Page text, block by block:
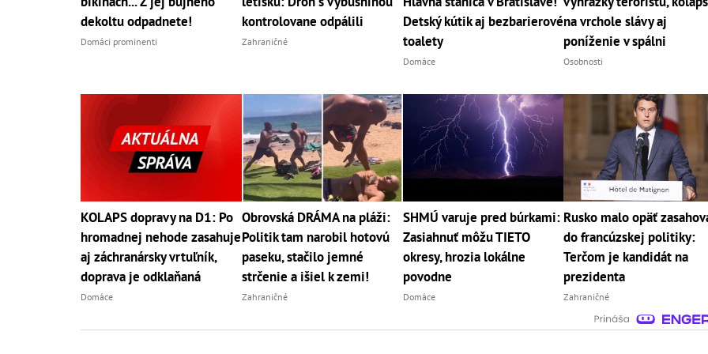
dekoltu odpadnete!
Domáci prominenti
kontrolovane odpálili
Zahraničné
Detský kútik aj bezbarierové
toalety
Domáce
na vrchole slávy aj
poníženie v spálni
Osobnosti
KOLAPS dopravy na D1: Po
hromadnej nehode zasahuje
aj záchranársky vrtuľník,
doprava je odklaňaná
Domáce
Obrovská DRÁMA na pláži:
Politik tam narobil hotovú
paseku, stačilo jemné
strčenie a išiel k zemi!
Zahraničné
SHMÚ varuje pred búrkami:
Zasiahnuť môžu TIETO
okresy, hrozia lokálne
povodne
Domáce
Rusko malo opäť
do francúzskej politiky:
Terčom je kandidát na
prezidenta
Zahraničné